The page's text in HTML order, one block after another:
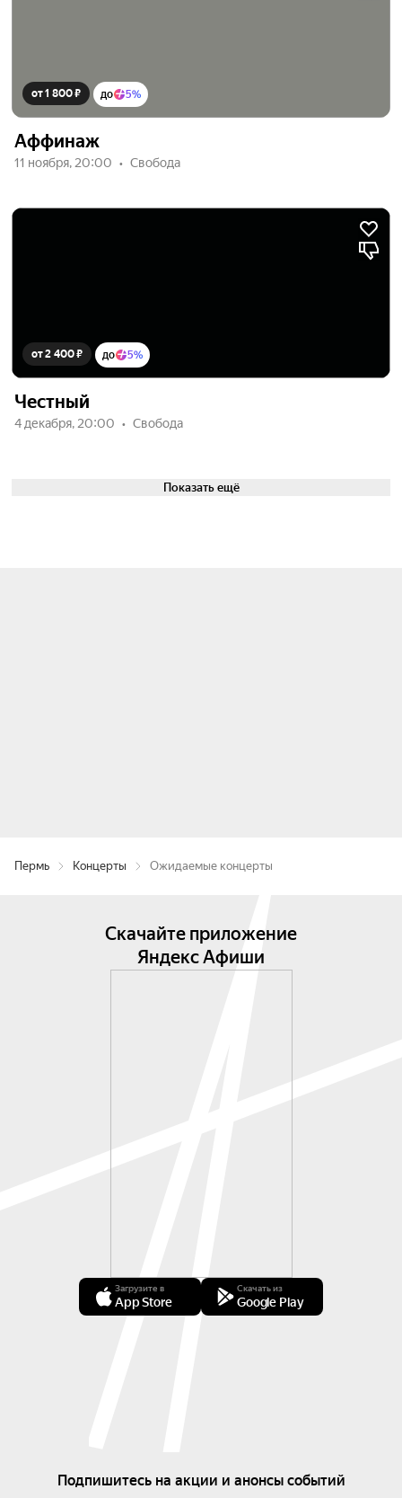
от 1 800 ₽ до 5%
Аффинаж
11 ноября, 20:00 Свобода
от 2 400 ₽ до 5%
Честный
4 декабря, 20:00 Свобода
Показать ещё
Пермь Концерты Ожидаемые концерты
Скачайте приложение
Яндекс Афиши
Загрузите в
App Store
Скачать из
Google Play
Подпишитесь на акции и анонсы событий